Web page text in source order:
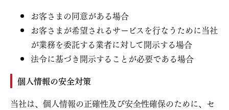
お客さまの同意がある場合
お客さまが希望されるサービスを行なうために当社
が業務を委託する業者に対して開示する場合
法令に基づき開示することが必要である場合
個人情報の安全対策
当社は、個人情報の正確性及び安全性確保のために、セ